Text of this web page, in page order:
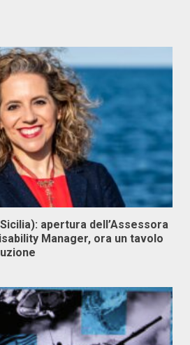
apertura dell’Assessora
Manager, ora un tavolo